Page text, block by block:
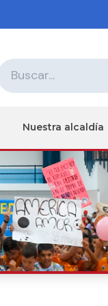
Nuestra alcaldía